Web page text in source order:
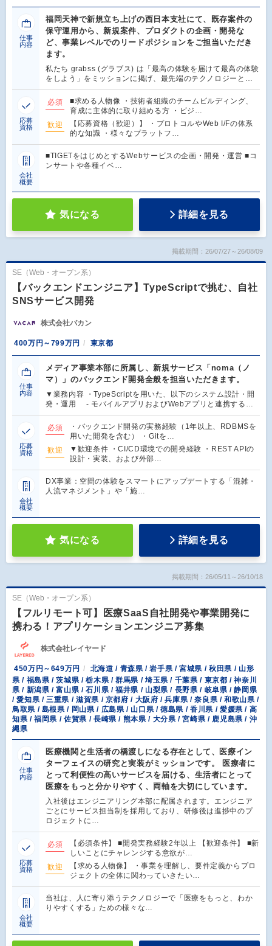
仕事
内容
福岡天神で新規立ち上げの西日本支社にて、既存案件の
保守運用から、新規案件、プロダクトの企画・開発な
ど、事業レベルでのリードポジションをご担当いただき
ます。
私たち grabss (グラブス) は「最高の体験を届けて最高の体験
をしよう」をミッションに掲げ、最先端のテクノロジーと…
応募
資格
必須
■求める人物像 ・技術者組織のチームビルディング、
育成に主体的に取り組める方 ・ビジ…
歓迎
【応募資格（歓迎）】 ・プロトコルやWeb I/Fの体系
的な知識 ・様々なプラットフ…
会社
概要
■TIGETをはじめとするWebサービスの企画・開発・運営 ■コ
ンサートや各種イベ…
気になる 詳細を見る
掲載期間：26/07/27～26/08/09
SE（Web・オープン系）
【バックエンドエンジニア】TypeScriptで挑む、自社
SNSサービス開発
株式会社バカン
400万円～799万円 東京都
仕事
内容
メディア事業本部に所属し、新規サービス「noma（ノ
マ）」のバックエンド開発全般を担当いただきます。
▼業務内容 ・TypeScriptを用いた、以下のシステム設計・開
発・運用 - モバイルアプリおよびWebアプリと連携する…
応募
資格
必須
・バックエンド開発の実務経験（1年以上、RDBMSを
用いた開発を含む） ・Gitを…
歓迎
▼歓迎条件 ・CI/CD環境での開発経験 ・REST APIの
設計・実装、および外部…
会社
概要
DX事業：空間の体験をスマートにアップデートする「混雑・
人流マネジメント」や「施…
気になる 詳細を見る
掲載期間：26/05/11～26/10/18
SE（Web・オープン系）
【フルリモート可】医療SaaS自社開発や事業開発に
携わる！アプリケーションエンジニア募集
株式会社レイヤード
450万円～649万円
北海道 / 青森県 / 岩手県 / 宮城県 / 秋田県 / 山形
県 / 福島県 / 茨城県 / 栃木県 / 群馬県 / 埼玉県 / 千葉県 / 東京都 / 神奈川
県 / 新潟県 / 富山県 / 石川県 / 福井県 / 山梨県 / 長野県 / 岐阜県 / 静岡県
/ 愛知県 / 三重県 / 滋賀県 / 京都府 / 大阪府 / 兵庫県 / 奈良県 / 和歌山県 /
鳥取県 / 島根県 / 岡山県 / 広島県 / 山口県 / 徳島県 / 香川県 / 愛媛県 / 高
知県 / 福岡県 / 佐賀県 / 長崎県 / 熊本県 / 大分県 / 宮崎県 / 鹿児島県 / 沖
縄県
仕事
内容
医療機関と生活者の橋渡しになる存在として、医療イン
ターフェイスの研究と実装がミッションです。 医療者に
とって利便性の高いサービスを届ける、生活者にとって
医療をもっと分かりやすく、両軸を大切にしています。
入社後はエンジニアリング本部に配属されます。エンジニア
ごとにサービス担当制を採用しており、研修後は進捗中のプ
ロジェクトに…
応募
資格
必須
【必須条件】 ■開発実務経験2年以上 【歓迎条件】 ■新
しいことにチャレンジする意欲が…
歓迎
【求める人物像】 ・事業を理解し、要件定義からプロ
ジェクトの全体に関わっていきたい…
会社
概要
当社は、人に寄り添うテクノロジーで「医療をもっと、わか
りやすくする」ための様々な…